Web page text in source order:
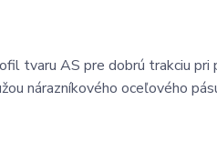
tvaru AS pre dobrú trakciu
nárazníkového oceľového